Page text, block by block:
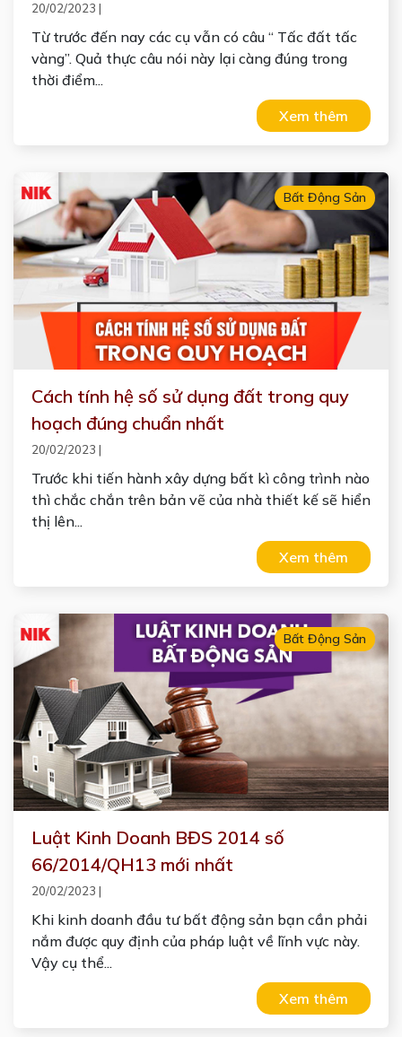
20/02/2023 |
Từ trước đến nay các cụ vẫn có câu “ Tấc đất tấc
vàng”. Quả thực câu nói này lại càng đúng trong
thời điểm...
Xem thêm
Bất Động Sản
Cách tính hệ số sử dụng đất trong quy
hoạch đúng chuẩn nhất
20/02/2023 |
Trước khi tiến hành xây dựng bất kì công trình nào
thì chắc chắn trên bản vẽ của nhà thiết kế sẽ hiển
thị lên...
Xem thêm
Bất Động Sản
Luật Kinh Doanh BĐS 2014 số
66/2014/QH13 mới nhất
20/02/2023 |
Khi kinh doanh đầu tư bất động sản bạn cần phải
nắm được quy định của pháp luật về lĩnh vực này.
Vậy cụ thể...
Xem thêm